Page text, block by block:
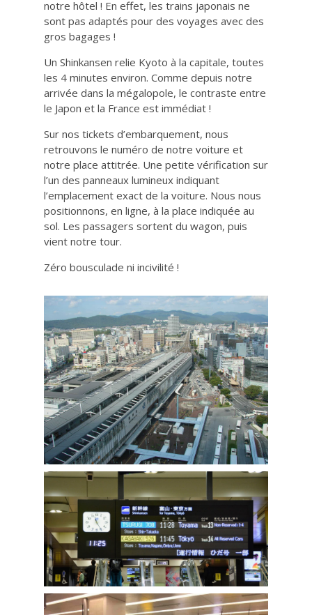
notre hôtel ! En effet, les trains japonais ne
sont pas adaptés pour des voyages avec des
gros bagages !
Un Shinkansen relie Kyoto à la capitale, toutes
les 4 minutes environ. Comme depuis notre
arrivée dans la mégalopole, le contraste entre
le Japon et la France est immédiat !
Sur nos tickets d’embarquement, nous
retrouvons le numéro de notre voiture et
notre place attitrée. Une petite vérification sur
l’un des panneaux lumineux indiquant
l’emplacement exact de la voiture. Nous nous
positionnons, en ligne, à la place indiquée au
sol. Les passagers sortent du wagon, puis
vient notre tour.
Zéro bousculade ni incivilité !